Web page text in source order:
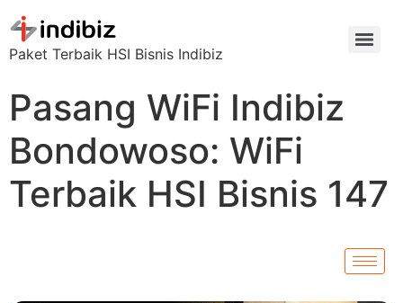
Paket Terbaik HSI Bisnis Indibiz
Pasang WiFi Indibiz
Bondowoso: WiFi
Terbaik HSI Bisnis 147